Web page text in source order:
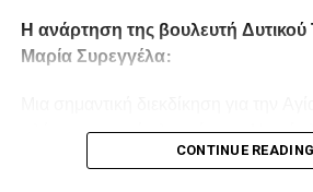
Η ανάρτηση της βουλευτή
Μαρία Συρεγγέλα:
πλέον σε τροχιά υλοποίησης. Η
εγκαταστάσεων στο γήπεδο Ριμινίτικα
CONTINUE READING